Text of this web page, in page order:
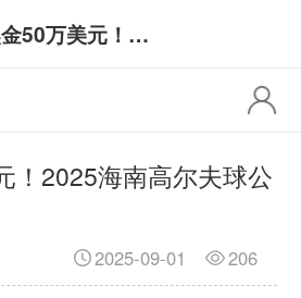
总奖金50万美元！2025海南高尔夫球公开赛9月开杆
！2025海南高尔夫球公
206
2025-09-01